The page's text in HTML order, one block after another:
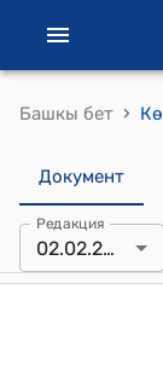
Башкы бет ›
Документ
Редакция
02.02.2017